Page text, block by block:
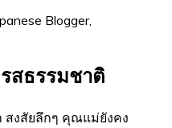
Blogger,
สธรรมชาติ
งสัยลึกๆ คุณแม่ยังคง